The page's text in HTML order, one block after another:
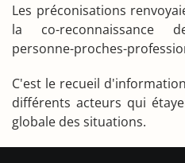
Les préconisations
la co-reconnaissance
personne-proches-
C'est le recueil
différents acteurs qui
globale des situations.